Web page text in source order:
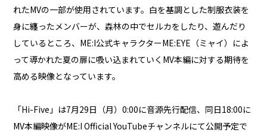
れたMVの一部が使用されています。白を基調とした制服衣装を
身に纏ったメンバーが、森林の中でセルカをしたり、遊んだり
しているところ、ME:I公式キャラクターME:EYE（ミャイ）によ
って導かれた夏の扉に吸い込まれていくMV本編に対する期待を
高める映像となっています。
「Hi-Five」は7月29日（月）0:00に音源先行配信、同日18:00に
MV本編映像がME:I Official YouTubeチャンネルにて公開予定で